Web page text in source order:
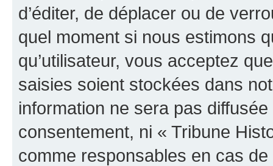
d’éditer, de déplacer ou de
quel moment si nous estimons
qu’utilisateur, vous acceptez
saisies soient stockées dans
information ne sera pas
consentement, ni « Tribune
comme responsables en cas